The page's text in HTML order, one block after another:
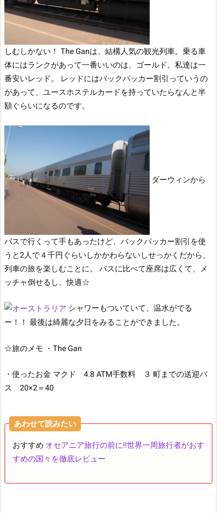
しむしかない！ The Ganは、結構人気の観光列車。乗る車
体にはランクがあって一番いいのは、ゴールド。私達は一
番安いレッド。
レッドにはバックパッカー割引っていうの
があって、ユースホステルカードを持っていたらなんと半
額ぐらいになるのです。
ダーウィンから
バスで行くって手もあったけど、バックパッカー割引を使
うと2人で４千円ぐらいしかかわらないしせっかくだから、
列車の旅を楽しむことに。
バスに比べて座席は広くて、メ
ッチャ倒せるし、快適☆
シャワーもついていて、温水がでる
ー！！ 最後は綺麗な夕日をみることができました。
☆旅のメモ ・The Gan
・使ったお金 マクド 4.8 ATM手数料 ３ 町までの送迎バ
ス 20×2＝40
あわせて読みたい
おすすめ オセアニア旅行の前に!!世界一周旅行者がおす
すめの国々を徹底レビュー